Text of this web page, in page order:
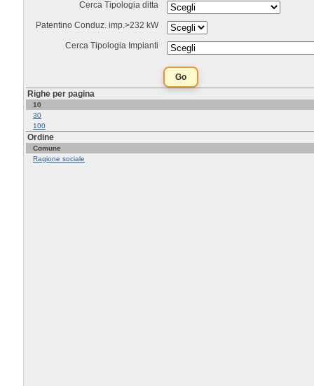
Cerca Tipologia ditta
Patentino Conduz. imp.>232 kW
Cerca Tipologia Impianti
Righe per pagina
10
30
100
Ordine
Comune
Ragione sociale